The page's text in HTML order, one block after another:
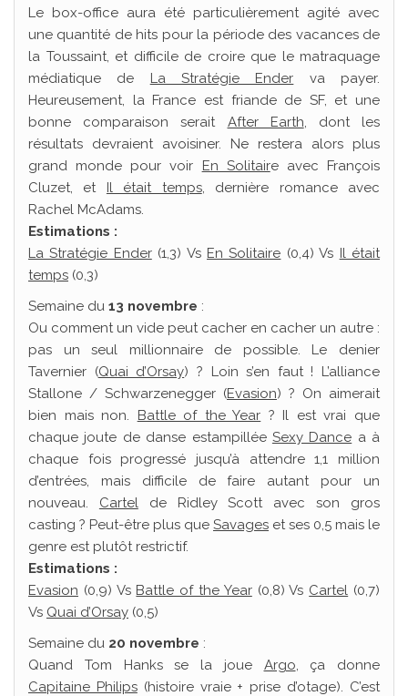
Le box-office aura été particulièrement agité avec
une quantité de hits pour la période des vacances de
la Toussaint, et difficile de croire que le matraquage
médiatique de La Stratégie Ender va payer.
Heureusement, la France est friande de SF, et une
bonne comparaison serait After Earth, dont les
résultats devraient avoisiner. Ne restera alors plus
grand monde pour voir En Solitaire avec François
Cluzet, et Il était temps, dernière romance avec
Rachel McAdams.
Estimations :
La Stratégie Ender(1,3) Vs En Solitaire (0,4) Vs Il était
temps (0,3)
Semaine du 13 novembre :
Ou comment un vide peut cacher en cacher un autre :
pas un seul millionnaire de possible. Le denier
Tavernier (Quai d’Orsay) ? Loin s’en faut ! L’alliance
Stallone / Schwarzenegger (Evasion) ? On aimerait
bien mais non. Battle of the Year ? Il est vrai que
chaque joute de danse estampillée Sexy Dance a à
chaque fois progressé jusqu’à attendre 1,1 million
d’entrées, mais difficile de faire autant pour un
nouveau. Cartelde Ridley Scott avec son gros
casting ? Peut-être plus que Savages et ses 0,5 mais le
genre est plutôt restrictif.
Estimations :
Evasion (0,9) Vs Battle of the Year(0,8) Vs Cartel (0,7)
Vs Quai d’Orsay (0,5)
Semaine du 20 novembre :
Quand Tom Hanks se la joue Argo, ça donne
Capitaine Philips(histoire vraie + prise d’otage). C’est